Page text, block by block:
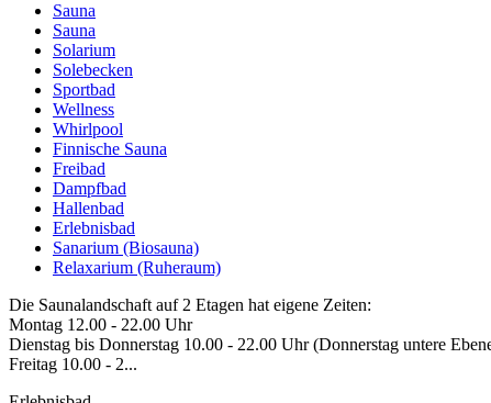
Sauna
Sauna
Solarium
Solebecken
Sportbad
Wellness
Whirlpool
Finnische Sauna
Freibad
Dampfbad
Hallenbad
Erlebnisbad
Sanarium (Biosauna)
Relaxarium (Ruheraum)
Die Saunalandschaft auf 2 Etagen hat eigene Zeiten:
Montag 12.00 - 22.00 Uhr
Dienstag bis Donnerstag 10.00 - 22.00 Uhr (Donnerstag untere
Freitag 10.00 - 2...